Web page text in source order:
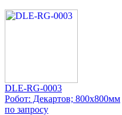
DLE-RG-0003
Робот: Декартов; 800x800мм
по запросу